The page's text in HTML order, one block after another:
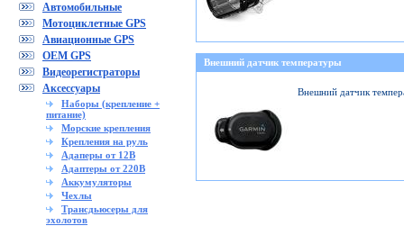
Автомобильные
Мотоциклетные GPS
Авиационные GPS
OEM GPS
Видеорегистраторы
Аксессуары
Наборы (крепление +
питание)
Морские крепления
Крепления на руль
Адаперы от 12В
Адаптеры от 220В
Аккумуляторы
Чехлы
Трансдьюсеры для
эхолотов
Внешний датчик температуры
Внешний датчик